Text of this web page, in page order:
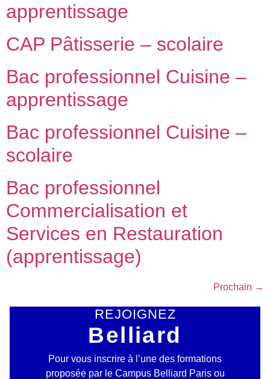
apprentissage
CAP Pâtisserie – scolaire
Bac professionnel Cuisine –
apprentissage
Bac professionnel Cuisine –
scolaire
Bac professionnel
Commercialisation et
Services en Restauration
(apprentissage)
Prochain →
REJOIGNEZ
Belliard
Pour vous inscrire à l’une des formations
proposée par le Campus Belliard Paris ou